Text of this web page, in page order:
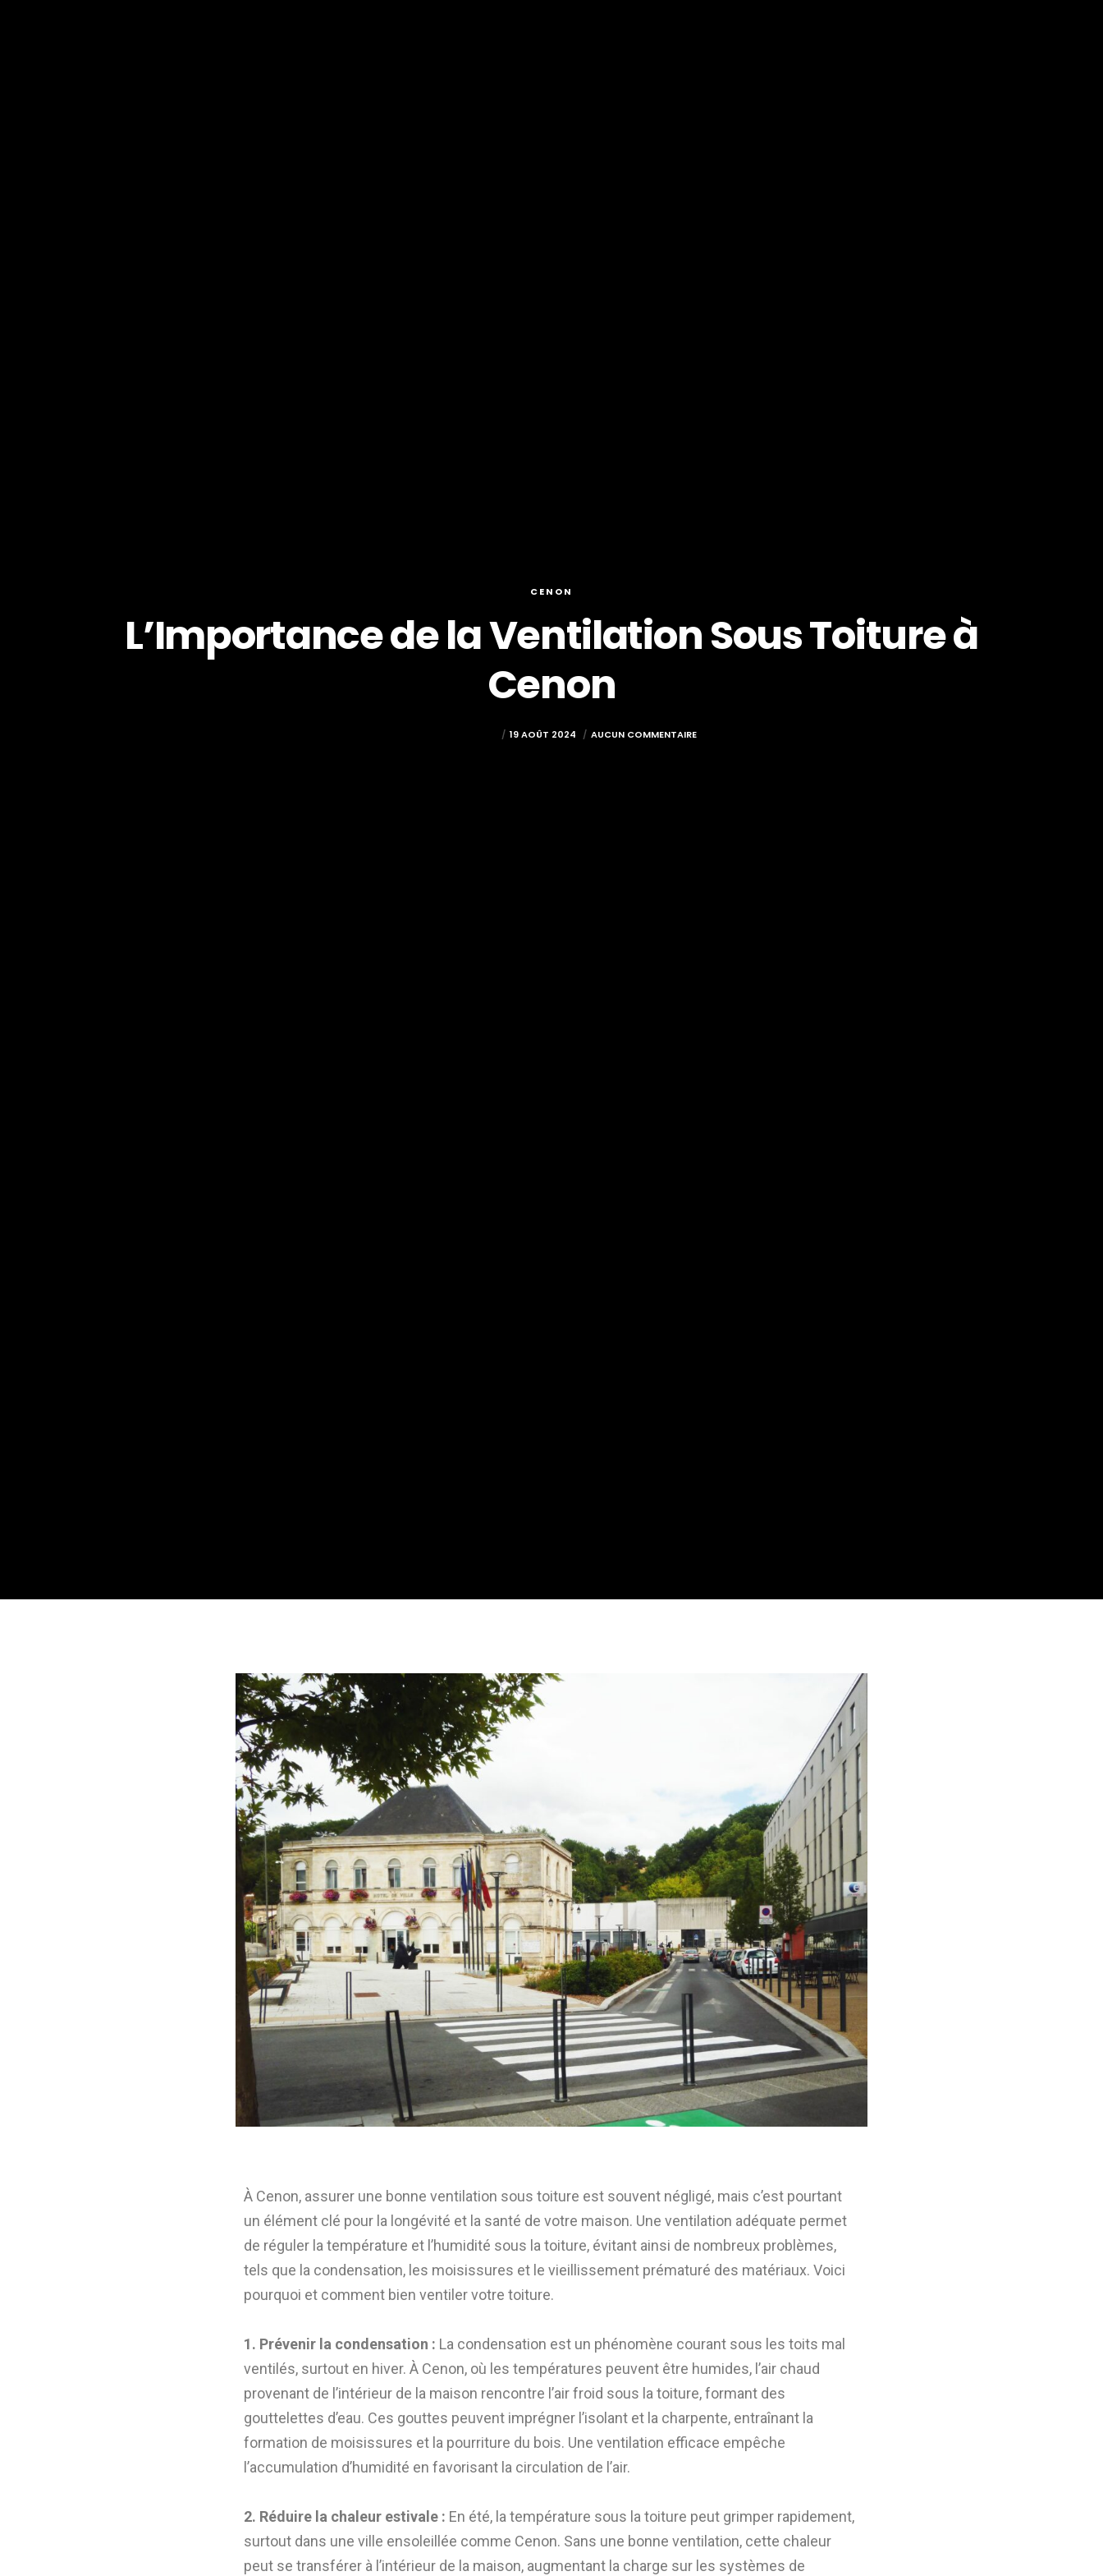
CENON
L’Importance de la Ventilation Sous Toiture à
Cenon
19 AOÛT 2024 AUCUN COMMENTAIRE
À Cenon, assurer une bonne ventilation sous toiture est souvent négligé, mais c’est pourtant
un élément clé pour la longévité et la santé de votre maison. Une ventilation adéquate permet
de réguler la température et l’humidité sous la toiture, évitant ainsi de nombreux problèmes,
tels que la condensation, les moisissures et le vieillissement prématuré des matériaux. Voici
pourquoi et comment bien ventiler votre toiture.
1. Prévenir la condensation : La condensation est un phénomène courant sous les toits mal
ventilés, surtout en hiver. À Cenon, où les températures peuvent être humides, l’air chaud
provenant de l’intérieur de la maison rencontre l’air froid sous la toiture, formant des
gouttelettes d’eau. Ces gouttes peuvent imprégner l’isolant et la charpente, entraînant la
formation de moisissures et la pourriture du bois. Une ventilation efficace empêche
l’accumulation d’humidité en favorisant la circulation de l’air.
2. Réduire la chaleur estivale : En été, la température sous la toiture peut grimper rapidement,
surtout dans une ville ensoleillée comme Cenon. Sans une bonne ventilation, cette chaleur
peut se transférer à l’intérieur de la maison, augmentant la charge sur les systèmes de
NOS COUVREURS SE DÉPLACENT À BORDEAUX ET DANS
MENU
Home
ZONES D’INTERVENTION POUR VOS TRAVAUX DE
COUVERTURE